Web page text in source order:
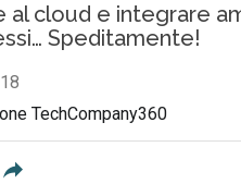
al cloud e integrare
Speditamente!
TechCompany360